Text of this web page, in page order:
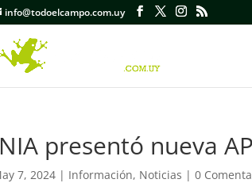
info@todoelcampo.com.uy
presentó nueva
7, 2024 | Información, Noticias |0